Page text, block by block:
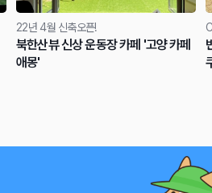
22년 4월 신축오픈!
북한산뷰 신상 운동장 카페 '고양 카페
애몽'